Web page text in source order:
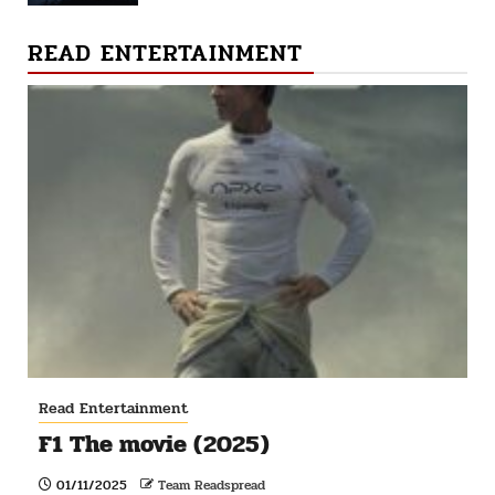
READ ENTERTAINMENT
Read Entertainment
F1 The movie (2025)
01/11/2025 Team Readspread